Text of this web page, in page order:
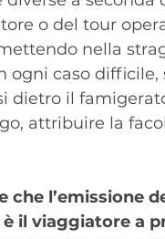
o del tour
nella
caso difficile,
dietro il
attribuire la
che l’emissione
è il viaggiatore a